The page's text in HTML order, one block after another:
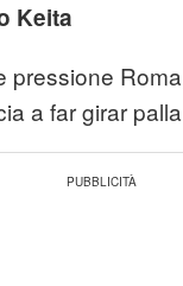
Keita
pressione
a far girar